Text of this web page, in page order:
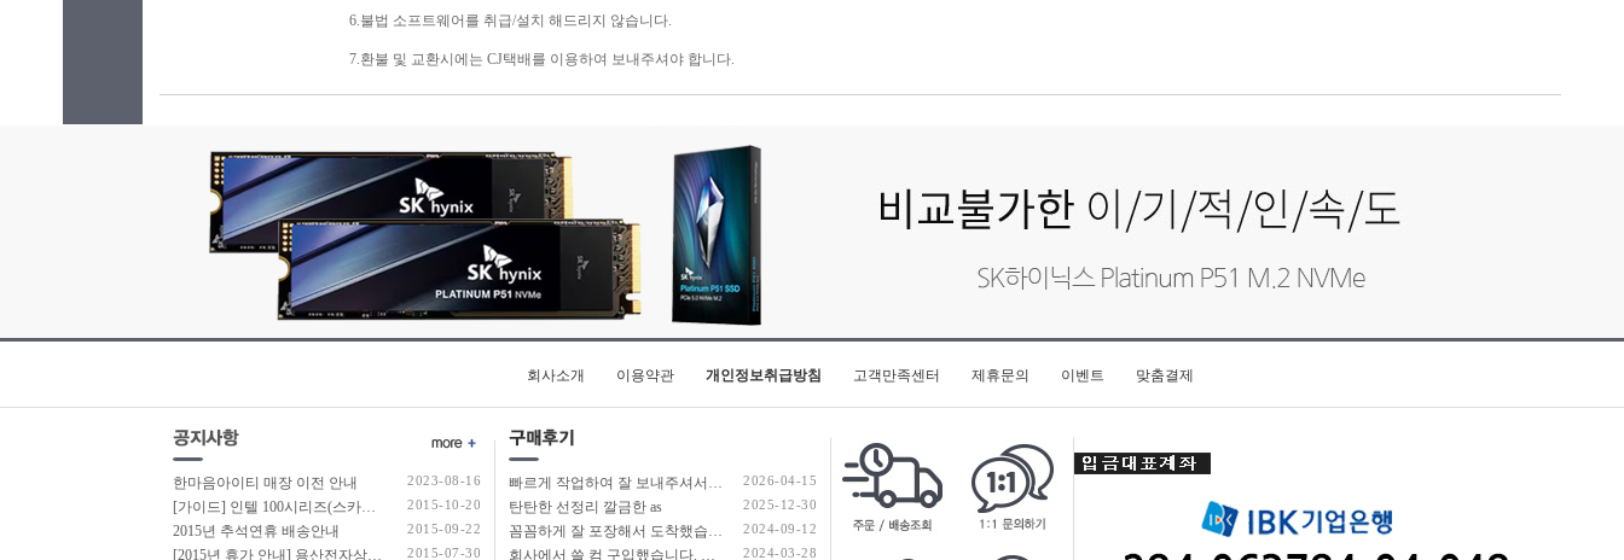
6.불법 소프트웨어를 취급/설치 해드리지 않습니다.
7.환불 및 교환시에는 CJ택배를 이용하여 보내주셔야 합니다.
회사소개 이용약관 개인정보취급방침 고객만족센터 제휴문의 이벤트 맞춤결제
한마음아이티 매장 이전 안내 2023-08-16
[가이드] 인텔 100시리즈(스카이레이크보드) 에서 윈도우7 USB 설치 방법 소개 2015-10-20
2015년 추석연휴 배송안내 2015-09-22
[2015년 휴가 안내] 용산전자상가 여름 휴가 안내 2015-07-30
빠르게 작업하여 잘 보내주셔서 정말 감사합니다. 너무나도 만족스럽네요~ 우려했던 쿨러의 문제는 조언 덕분에 잘 해결된것 같네요! 감사합니다! 2026-04-15
탄탄한 선정리 깔금한 as 2025-12-30
꼼꼼하게 잘 포장해서 도착했습니다. 깔끔한 배선정리 감사합니다. 2024-09-12
회사에서 쓸 컴 구입했습니다. 배송도 빠르고 사용하고 있던 SSD, HDD 추가 할 수 있게 조립상태도 최상이였습니다. 2024-03-28